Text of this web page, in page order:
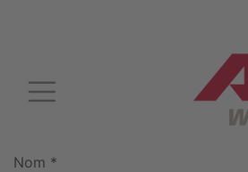
Nom *